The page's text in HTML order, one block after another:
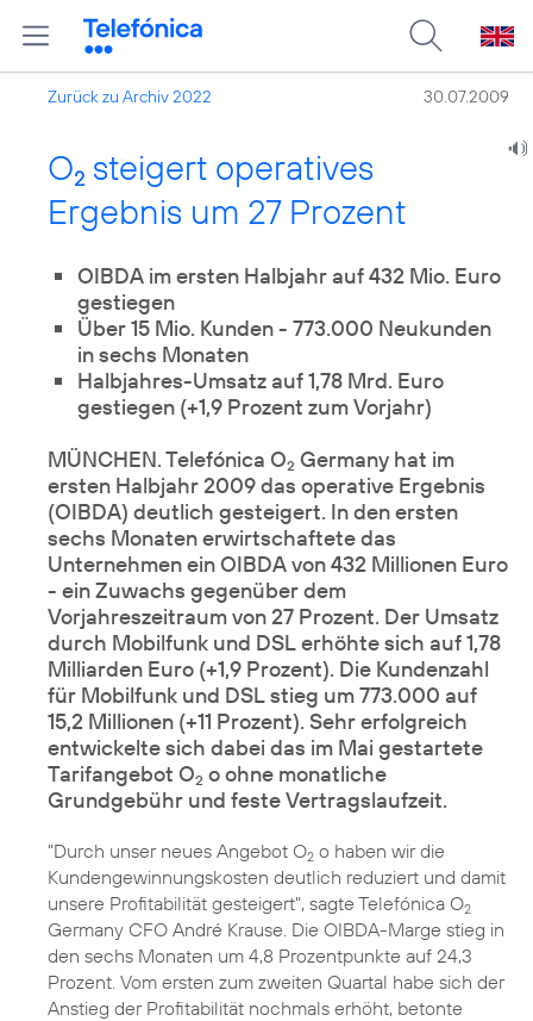
Zurück zu Archiv 2022 30.07.2009
O2 steigert operatives
Ergebnis um 27 Prozent
OIBDA im ersten Halbjahr auf 432 Mio. Euro
Über 15 Mio. Kunden - 773.000 Neukunden
in sechs Monaten
Halbjahres-Umsatz auf 1,78 Mrd. Euro
gestiegen (+1,9 Prozent zum Vorjahr)
MÜNCHEN. Telefónica O2 Germany hat im
ersten Halbjahr 2009 das operative Ergebnis
(OIBDA) deutlich gesteigert. In den ersten
sechs Monaten erwirtschaftete das
Unternehmen ein OIBDA von 432 Millionen Euro
- ein Zuwachs gegenüber dem
Vorjahreszeitraum von 27 Prozent. Der Umsatz
durch Mobilfunk und DSL erhöhte sich auf 1,78
Milliarden Euro (+1,9 Prozent). Die Kundenzahl
für Mobilfunk und DSL stieg um 773.000 auf
15,2 Millionen (+11 Prozent). Sehr erfolgreich
entwickelte sich dabei das im Mai gestartete
Tarifangebot O2 o ohne monatliche
Grundgebühr und feste Vertragslaufzeit.
"Durch unser neues Angebot O2 o haben wir die
Kundengewinnungskosten deutlich reduziert und damit
unsere Profitabilität gesteigert", sagte Telefónica O2
Germany CFO André Krause. Die OIBDA-Marge stieg in
den sechs Monaten um 4,8 Prozentpunkte auf 24,3
Prozent. Vom ersten zum zweiten Quartal habe sich der
Anstieg der Profitabilität nochmals erhöht, betonte